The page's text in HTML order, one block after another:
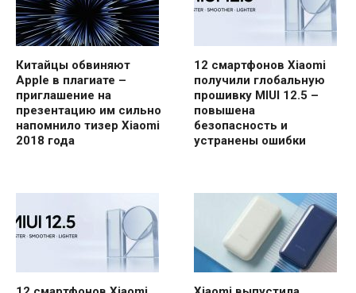
Китайцы обвиняют
Apple в плагиате –
приглашение на
презентацию им сильно
напомнило тизер Xiaomi
2018 года
12 смартфонов Xiaomi
получили глобальную
прошивку MIUI 12.5 –
повышена
безопасность и
устранены ошибки